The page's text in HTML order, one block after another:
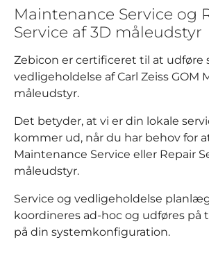
Maintenance Service og
Service af 3D måleudstyr
Zebicon er certificeret til at udføre
vedligeholdelse af Carl Zeiss GOM
måleudstyr.
Det betyder, at vi er din lokale
kommer ud, når du har behov for
Maintenance Service eller Repair
måleudstyr.
Service og vedligeholdelse
koordineres ad-hoc og udføres på
på din systemkonfiguration.